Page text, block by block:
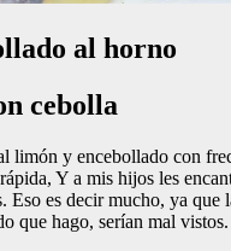
al horno
cebolla
limón y encebollado con
Y a mis hijos les
Eso es decir mucho, ya que
que hago, serían mal vistos.